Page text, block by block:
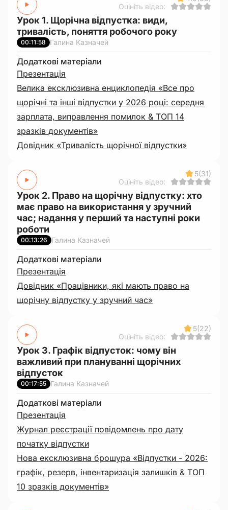
Оцініть відео:
Урок 1. Щорічна відпустка: види,
тривалість, поняття робочого року
00:11:58 Галина Казначей
Додаткові матеріали
Презентація
Велика ексклюзивна енциклопедія «Все про
щорічні та інші відпустки у 2026 році: середня
зарплата, виправлення помилок & ТОП 14
зразків документів»
Довідник «Тривалість щорічної відпустки»
5(31)
Оцініть відео:
Урок 2. Право на щорічну відпустку: хто
має право на використання у зручний
час; надання у перший та наступні роки
роботи
00:13:26 Галина Казначей
Додаткові матеріали
Презентація
Довідник «Працівники, які мають право на
щорічну відпустку у зручний час»
5(22)
Оцініть відео:
Урок 3. Графік відпусток: чому він
важливий при плануванні щорічних
відпусток
00:17:55 Галина Казначей
Додаткові матеріали
Презентація
Журнал реєстрації повідомлень про дату
початку відпустки
Нова ексклюзивна брошура «Відпустки - 2026:
графік, резерв, інвентаризація залишків & ТОП
10 зразків документів»